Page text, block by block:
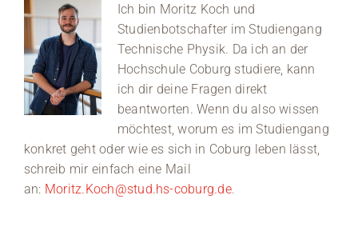
Ich bin Moritz Koch und
Studienbotschafter im Studiengang
Technische Physik. Da ich an der
Hochschule Coburg studiere, kann
ich dir deine Fragen direkt
beantworten. Wenn du also wissen
möchtest, worum es im Studiengang
konkret geht oder wie es sich in Coburg leben lässt,
schreib mir einfach eine Mail
an: Moritz.Koch@stud.hs-coburg.de.